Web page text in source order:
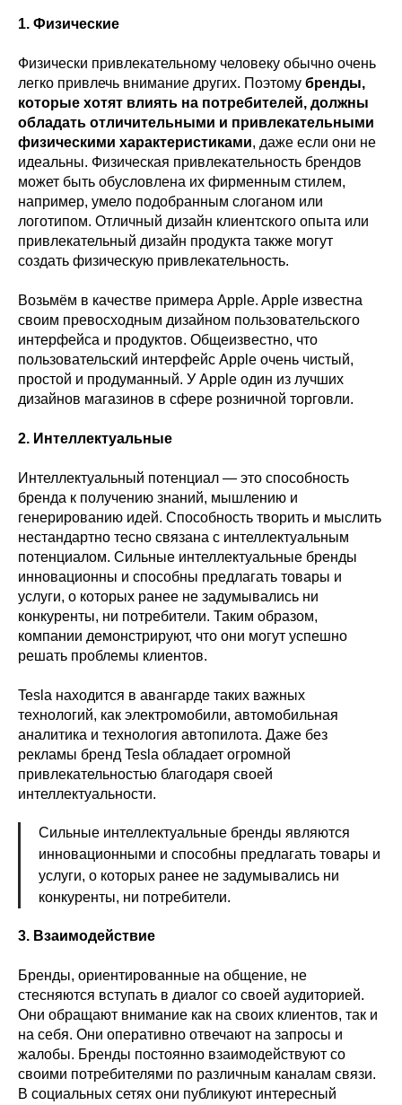
1. Физические
Физически привлекательному человеку обычно очень
легко привлечь внимание других. Поэтому бренды,
которые хотят влиять на потребителей, должны
обладать отличительными и привлекательными
физическими характеристиками, даже если они не
идеальны. Физическая привлекательность брендов
может быть обусловлена их фирменным стилем,
например, умело подобранным слоганом или
логотипом. Отличный дизайн клиентского опыта или
привлекательный дизайн продукта также могут
создать физическую привлекательность.
Возьмём в качестве примера Apple. Apple известна
своим превосходным дизайном пользовательского
интерфейса и продуктов. Общеизвестно, что
пользовательский интерфейс Apple очень чистый,
простой и продуманный. У Apple один из лучших
дизайнов магазинов в сфере розничной торговли.
2. Интеллектуальные
Интеллектуальный потенциал — это способность
бренда к получению знаний, мышлению и
генерированию идей. Способность творить и мыслить
нестандартно тесно связана с интеллектуальным
потенциалом. Сильные интеллектуальные бренды
инновационны и способны предлагать товары и
услуги, о которых ранее не задумывались ни
конкуренты, ни потребители. Таким образом,
компании демонстрируют, что они могут успешно
решать проблемы клиентов.
Tesla находится в авангарде таких важных
технологий, как электромобили, автомобильная
аналитика и технология автопилота. Даже без
рекламы бренд Tesla обладает огромной
привлекательностью благодаря своей
интеллектуальности.
Сильные интеллектуальные бренды являются
инновационными и способны предлагать товары и
услуги, о которых ранее не задумывались ни
конкуренты, ни потребители.
3. Взаимодействие
Бренды, ориентированные на общение, не
стесняются вступать в диалог со своей аудиторией.
Они обращают внимание как на своих клиентов, так и
на себя. Они оперативно отвечают на запросы и
жалобы. Бренды постоянно взаимодействуют со
своими потребителями по различным каналам связи.
В социальных сетях они публикуют интересный